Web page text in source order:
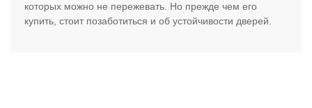
которых можно не пережевать. Но прежде чем его
купить, стоит позаботиться и об устойчивости дверей.